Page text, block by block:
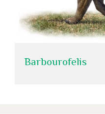
Barbourofelis